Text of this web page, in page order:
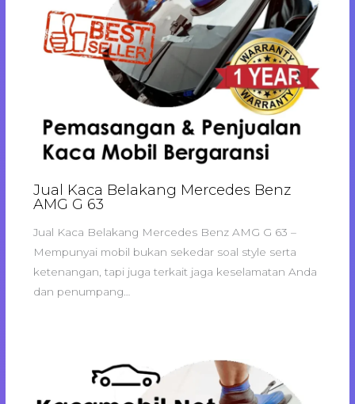
Jual Kaca Belakang Mercedes Benz
AMG G 63
Jual Kaca Belakang Mercedes Benz AMG G 63 –
Mempunyai mobil bukan sekedar soal style serta
ketenangan, tapi juga terkait jaga keselamatan Anda
dan penumpang…